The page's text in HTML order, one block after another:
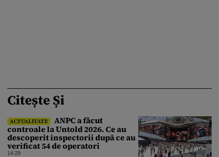
Citește Și
ACTUALITATE
ANPC a făcut
controale la Untold 2026. Ce au
descoperit inspectorii după ce au
verificat 54 de operatori
14:29